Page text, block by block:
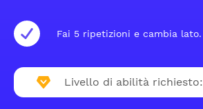
Fai 5 ripetizioni e cambia lato.
Livello di abilità richiesto: